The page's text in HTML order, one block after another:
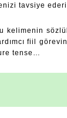
tavsiye
kelimenin
fiil
tense…